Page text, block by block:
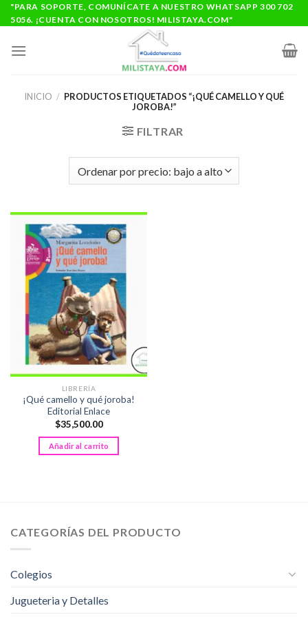
Saltar
al
"PARA SOPORTE, COMUNÍCATE A NUESTRO WHATSAPP 300 702
5056. ¡CUENTA CON NOSOTROS! MILISTAYA.COM"
INICIO / PRODUCTOS ETIQUETADOS “¡QUÉ CAMELLO Y QUÉ
JOROBA!”
FILTRAR
LIBRERÍA
¡Qué camello y qué joroba!
Editorial Enlace
$35,500.00
Añadir al carrito
CATEGORÍAS DEL PRODUCTO
Colegios
Jugueteria y Detalles